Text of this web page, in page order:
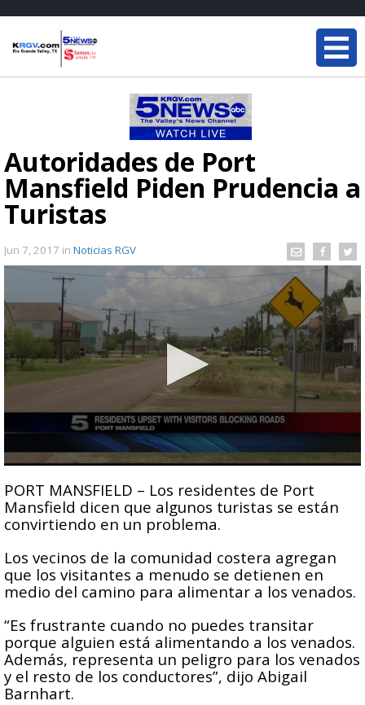
Autoridades de Port
Mansfield Piden Prudencia a
Turistas
Jun 7, 2017 in Noticias RGV
seconds
of
45
seconds
PORT MANSFIELD – Los residentes de Port
Mansfield dicen que algunos turistas se están
convirtiendo en un problema.
Los vecinos de la comunidad costera agregan
que los visitantes a menudo se detienen en
medio del camino para alimentar a los venados.
“Es frustrante cuando no puedes transitar
porque alguien está alimentando a los venados.
Además, representa un peligro para los venados
y el resto de los conductores”, dijo Abigail
Barnhart.